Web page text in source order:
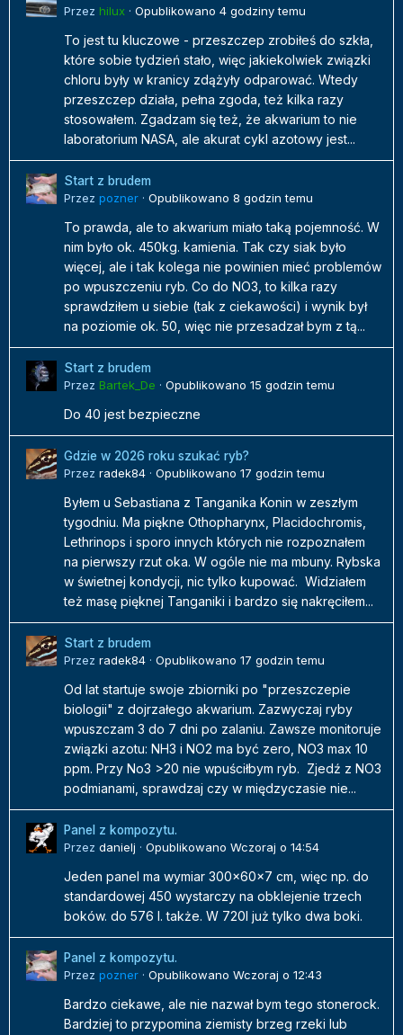
Przez hilux · Opublikowano 4 godziny temu
To jest tu kluczowe - przeszczep zrobiłeś do szkła,
które sobie tydzień stało, więc jakiekolwiek związki
chloru były w kranicy zdążyły odparować. Wtedy
przeszczep działa, pełna zgoda, też kilka razy
stosowałem. Zgadzam się też, że akwarium to nie
laboratorium NASA, ale akurat cykl azotowy jest...
Start z brudem
Przez pozner · Opublikowano 8 godzin temu
To prawda, ale to akwarium miało taką pojemność. W
nim było ok. 450kg. kamienia. Tak czy siak było
więcej, ale i tak kolega nie powinien mieć problemów
po wpuszczeniu ryb. Co do NO3, to kilka razy
sprawdziłem u siebie (tak z ciekawości) i wynik był
na poziomie ok. 50, więc nie przesadzał bym z tą...
Start z brudem
Przez Bartek_De · Opublikowano 15 godzin temu
Do 40 jest bezpieczne
Gdzie w 2026 roku szukać ryb?
Przez radek84 · Opublikowano 17 godzin temu
Byłem u Sebastiana z Tanganika Konin w zeszłym
tygodniu. Ma piękne Othopharynx, Placidochromis,
Lethrinops i sporo innych których nie rozpoznałem
na pierwszy rzut oka. W ogóle nie ma mbuny. Rybska
w świetnej kondycji, nic tylko kupować. Widziałem
też masę pięknej Tanganiki i bardzo się nakręciłem...
Start z brudem
Przez radek84 · Opublikowano 17 godzin temu
Od lat startuje swoje zbiorniki po "przeszczepie
biologii" z dojrzałego akwarium. Zazwyczaj ryby
wpuszczam 3 do 7 dni po zalaniu. Zawsze monitoruje
związki azotu: NH3 i NO2 ma być zero, NO3 max 10
ppm. Przy No3 >20 nie wpuściłbym ryb. Zjedź z NO3
podmianami, sprawdzaj czy w międzyczasie nie...
Panel z kompozytu.
Przez danielj · Opublikowano Wczoraj o 14:54
Jeden panel ma wymiar 300x60x7 cm, więc np. do
standardowej 450 wystarczy na obklejenie trzech
boków. do 576 l. także. W 720l już tylko dwa boki.
Panel z kompozytu.
Przez pozner · Opublikowano Wczoraj o 12:43
Bardzo ciekawe, ale nie nazwał bym tego stonerock.
Bardziej to przypomina ziemisty brzeg rzeki lub